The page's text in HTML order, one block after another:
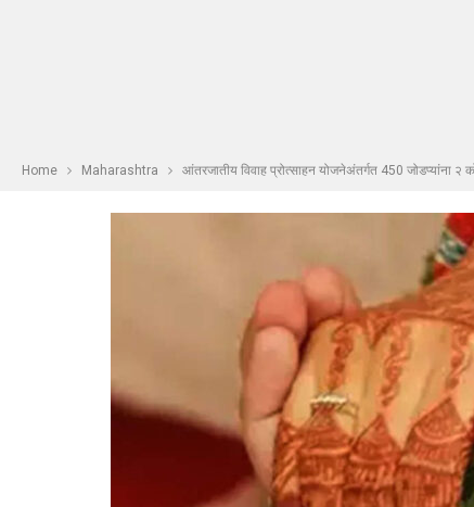
Home Maharashtra आंतरजातीय विवाह प्रोत्साहन योजनेअंतर्गत 450 जोडप्यांना २